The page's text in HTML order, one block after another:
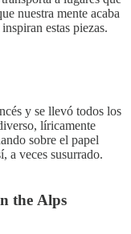
nuestra mente acaba
estas piezas.
y se llevó todos los
líricamente
sobre el papel
a veces susurrado.
the Alps